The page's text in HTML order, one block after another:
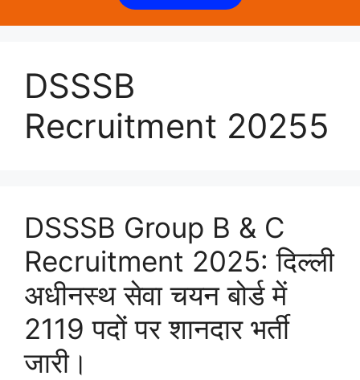
DSSSB
Recruitment 20255
DSSSB Group B & C
Recruitment 2025: दिल्ली
अधीनस्थ सेवा चयन बोर्ड में
2119 पदों पर शानदार भर्ती
जारी।